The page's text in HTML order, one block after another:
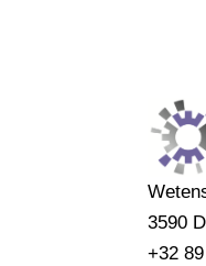
3590
+32